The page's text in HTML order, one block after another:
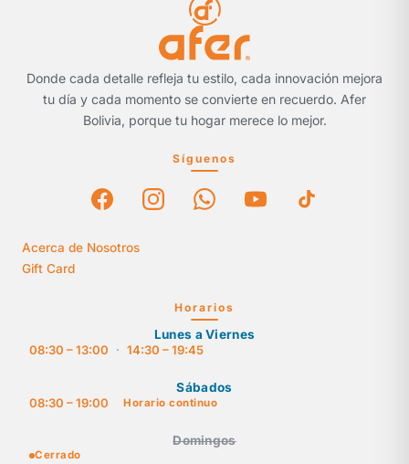
Donde cada detalle refleja tu estilo, cada innovación mejora
tu día y cada momento se convierte en recuerdo. Afer
Bolivia, porque tu hogar merece lo mejor.
Síguenos
Acerca de Nosotros
Gift Card
Horarios
Lunes a Viernes
08:30 – 13:00
· 14:30 – 19:45
Sábados
08:30 – 19:00
Horario continuo
Domingos
Cerrado